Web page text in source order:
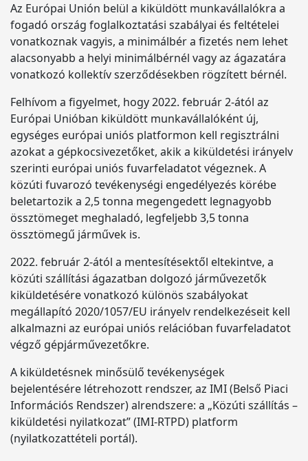
Az Európai Unión belül a kiküldött munkavállalókra a
fogadó ország foglalkoztatási szabályai és feltételei
vonatkoznak vagyis, a minimálbér a fizetés nem lehet
alacsonyabb a helyi minimálbérnél vagy az ágazatára
vonatkozó kollektív szerződésekben rögzített bérnél.
Felhívom a figyelmet, hogy 2022. február 2-ától az
Európai Unióban kiküldött munkavállalóként új,
egységes európai uniós platformon kell regisztrálni
azokat a gépkocsivezetőket, akik a kiküldetési irányelv
szerinti európai uniós fuvarfeladatot végeznek. A
közúti fuvarozó tevékenységi engedélyezés körébe
beletartozik a 2,5 tonna megengedett legnagyobb
össztömeget meghaladó, legfeljebb 3,5 tonna
össztömegű járművek is.
2022. február 2-ától a mentesítésektől eltekintve, a
közúti szállítási ágazatban dolgozó járművezetők
kiküldetésére vonatkozó különös szabályokat
megállapító 2020/1057/EU irányelv rendelkezéseit kell
alkalmazni az európai uniós relációban fuvarfeladatot
végző gépjárművezetőkre.
A kiküldetésnek minősülő tevékenységek
bejelentésére létrehozott rendszer, az IMI (Belső Piaci
Információs Rendszer) alrendszere: a „Közúti szállítás –
kiküldetési nyilatkozat” (IMI-RTPD) platform
(nyilatkozattételi portál).